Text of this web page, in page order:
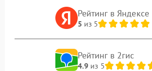
Рейтинг в Яндексе
5 из 5
Рейтинг в 2гис
4.9из 5